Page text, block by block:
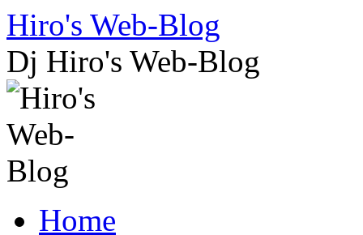
Skip
to
content
Hiro's Web-Blog
Dj Hiro's Web-Blog
Home